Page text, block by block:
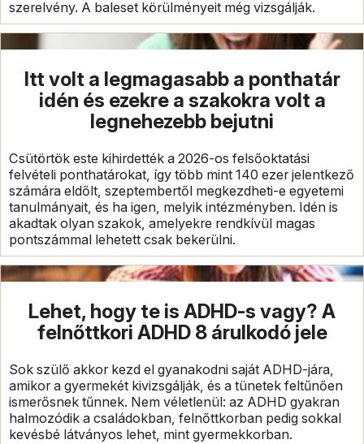
szerelvény. A baleset körülményeit még vizsgálják.
Itt volt a legmagasabb a ponthatár
idén és ezekre a szakokra volt a
legnehezebb bejutni
Csütörtök este kihirdették a 2026-os felsőoktatási
felvételi ponthatárokat, így több mint 140 ezer jelentkező
számára eldőlt, szeptembertől megkezdheti-e egyetemi
tanulmányait, és ha igen, melyik intézményben. Idén is
akadtak olyan szakok, amelyekre rendkívül magas
pontszámmal lehetett csak bekerülni.
Lehet, hogy te is ADHD-s vagy? A
felnőttkori ADHD 8 árulkodó jele
Sok szülő akkor kezd el gyanakodni saját ADHD-jára,
amikor a gyermekét kivizsgálják, és a tünetek feltűnően
ismerősnek tűnnek. Nem véletlenül: az ADHD gyakran
halmozódik a családokban, felnőttkorban pedig sokkal
kevésbé látványos lehet, mint gyermekkorban.